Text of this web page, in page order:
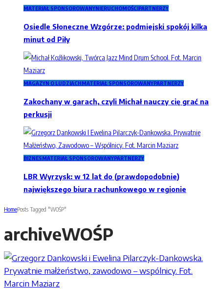
MATERIAŁ SPONSOROWANYNIERUCHOMOŚCIPARTNERZY
Osiedle Słoneczne Wzgórze: podmiejski spokój kilka
minut od Piły
MAGAZYN O LUDZIACHMATERIAŁ SPONSOROWANYPARTNERZY
Zakochany w garach, czyli Michał nauczy cię grać na
perkusji
BIZNESMATERIAŁ SPONSOROWANYPARTNERZY
LBR Wyrzysk: w 12 lat do (prawdopodobnie)
największego biura rachunkowego w regionie
HomePosts Tagged "WOŚP"
archiveWOŚP